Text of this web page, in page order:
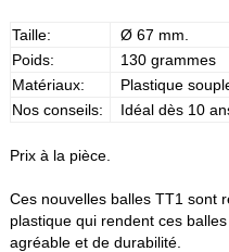
Taille:
Ø 67 mm.
Poids:
130 grammes
Matériaux:
Plastique
Nos conseils:
Idéal dès 10
Prix à la pièce.
Ces nouvelles balles TT1 sont
plastique qui rendent ces
agréable et de durabilité.